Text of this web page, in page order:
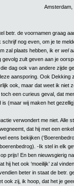
Amsterdam,
betr. de voornamen graag
nog even, om je te
zal plaats hebben, ik er wel
gevolg zult geven aan je
dag ook van andere zijde
aansporing. Ook Dekking
ook, maar dat weet ik niet
een curieus geval, dat
is (maar wij maken het
verwondert me niet. Alle
dat hij met een
eens bekijken
boerenbedrog). -Ik stel in elk
prijs! En ben nieuwsgierig
hij het ook ‘moeilijk’ zal
beter in staat de betr.
ook zij, ik hoop, dat het je